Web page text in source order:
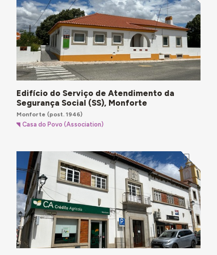
Edifício do Serviço de Atendimento da
Segurança Social (SS), Monforte
Monforte (post. 1946)
Casa do Povo (Association)